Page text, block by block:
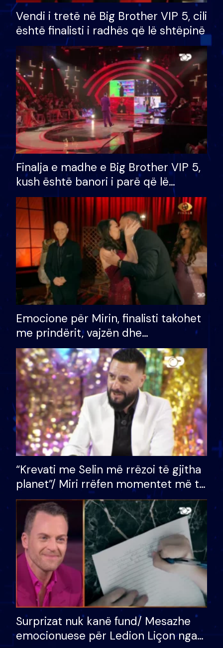
Vendi i tretë në Big Brother VIP 5, cili
është finalisti i radhës që lë shtëpinë
Finalja e madhe e Big Brother VIP 5,
kush është banori i parë që lë
shtëpinë dhe humb mundësinë për
të fituar çmimin e madh
Emocione për Mirin, finalisti takohet
me prindërit, vajzën dhe
bashkëshorten: S’kemi ndonjë letër
divorci apo jo?
“Krevati me Selin më rrëzoi të gjitha
planet”/ Miri rrëfen momentet më të
bukura në shtëpinë e BB VIP: Do më
mungojë zilja e mëngjesit kur…
Surprizat nuk kanë fund/ Mesazhe
emocionuese për Ledion Liçon nga